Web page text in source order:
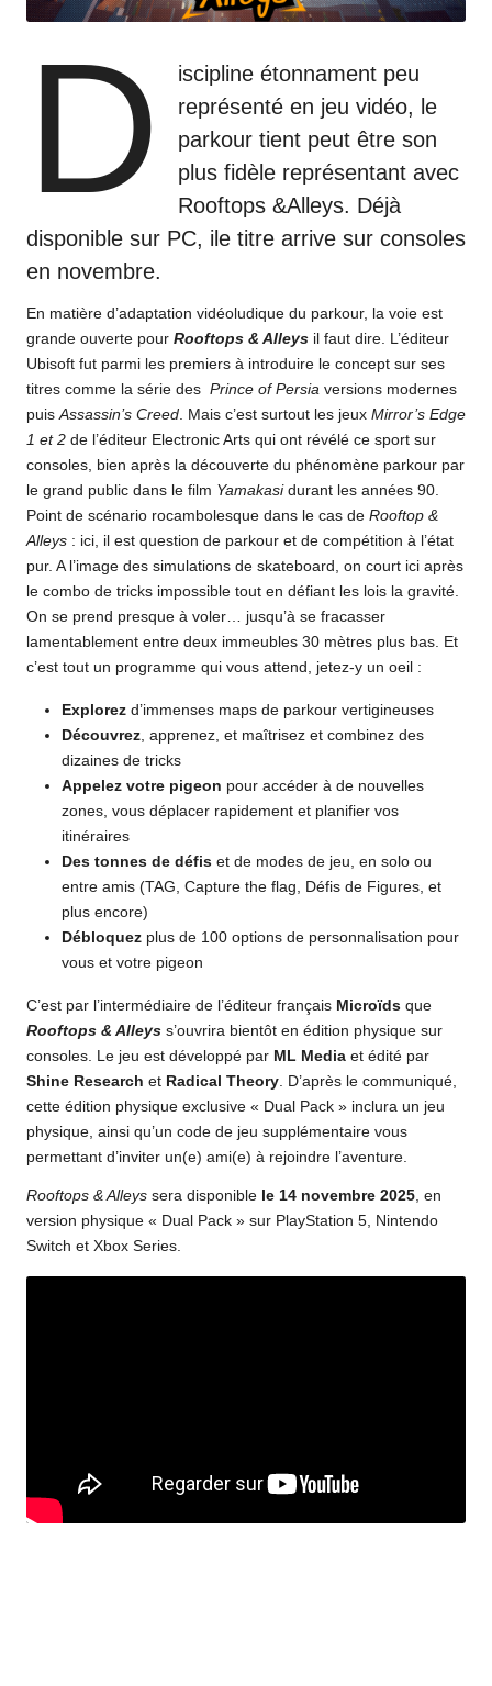
D
iscipline étonnament peu
représenté en jeu vidéo, le
parkour tient peut être son
plus fidèle représentant avec
Rooftops &Alleys. Déjà
disponible sur PC, ile titre arrive sur consoles
en novembre.
En matière d’adaptation vidéoludique du parkour, la voie est
grande ouverte pour Rooftops & Alleys il faut dire. L’éditeur
Ubisoft fut parmi les premiers à introduire le concept sur ses
titres comme la série des Prince of Persia versions modernes
puis Assassin’s Creed . Mais c’est surtout les jeux Mirror’s Edge
1 et 2 de l’éditeur Electronic Arts qui ont révélé ce sport sur
consoles, bien après la découverte du phénomène parkour par
le grand public dans le film Yamakasi durant les années 90.
Point de scénario rocambolesque dans le cas de Rooftop &
Alleys : ici, il est question de parkour et de compétition à l’état
pur. A l’image des simulations de skateboard, on court ici après
le combo de tricks impossible tout en défiant les lois la gravité.
On se prend presque à voler… jusqu’à se fracasser
lamentablement entre deux immeubles 30 mètres plus bas. Et
c’est tout un programme qui vous attend, jetez-y un oeil :
Explorez d’immenses maps de parkour vertigineuses
Découvrez , apprenez, et maîtrisez et combinez des
dizaines de tricks
Appelez votre pigeon pour accéder à de nouvelles
zones, vous déplacer rapidement et planifier vos
itinéraires
Des tonnes de défis et de modes de jeu, en solo ou
entre amis (TAG, Capture the flag, Défis de Figures, et
plus encore)
Débloquez plus de 100 options de personnalisation pour
vous et votre pigeon
C’est par l’intermédiaire de l’éditeur français Microïds que
Rooftops & Alleys s’ouvrira bientôt en édition physique sur
consoles. Le jeu est développé par ML Media et édité par
Shine Research et Radical Theory . D’après le communiqué,
cette édition physique exclusive « Dual Pack » inclura un jeu
physique, ainsi qu’un code de jeu supplémentaire vous
permettant d’inviter un(e) ami(e) à rejoindre l’aventure.
Rooftops & Alleys sera disponible le 14 novembre 2025 , en
version physique « Dual Pack » sur PlayStation 5, Nintendo
Switch et Xbox Series.